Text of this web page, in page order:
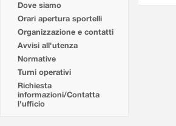
Dove siamo
Orari apertura sportelli
Organizzazione e contatti
Avvisi all'utenza
Normative
Turni operativi
Richiesta
informazioni/Contatta
l'ufficio